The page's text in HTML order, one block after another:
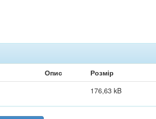
Опис Розмір
176,63 kB